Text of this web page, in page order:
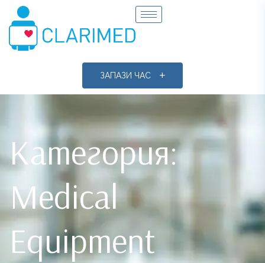
ЗАПАЗИ ЧАС
Категория:
Medical
Equipment